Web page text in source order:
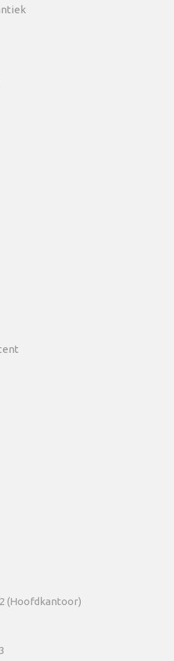
(Hoofdkantoor)